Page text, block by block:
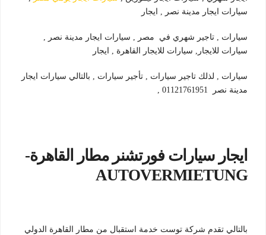
سيارات ايجار مدينة نصر , ايجار
سيارات , تاجير شهري في مصر , سيارات ايجار مدينة نصر ,
سيارات للايجار, سيارات للايجار القاهرة , ايجار
سيارات , لذلك تاجير سيارات , تأجير سيارات , بالتالي سيارات ايجار
مدينة نصر 01121761951 ,
ايجار سيارات فورتشنر مطار القاهرة-
AUTOVERMIETUNG
بالتالي تقدم شركة توست خدمة استقبال من مطار القاهرة الدولي